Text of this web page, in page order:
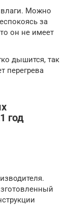
Можно
за
он не имеет
дышится, так
перегрева
год